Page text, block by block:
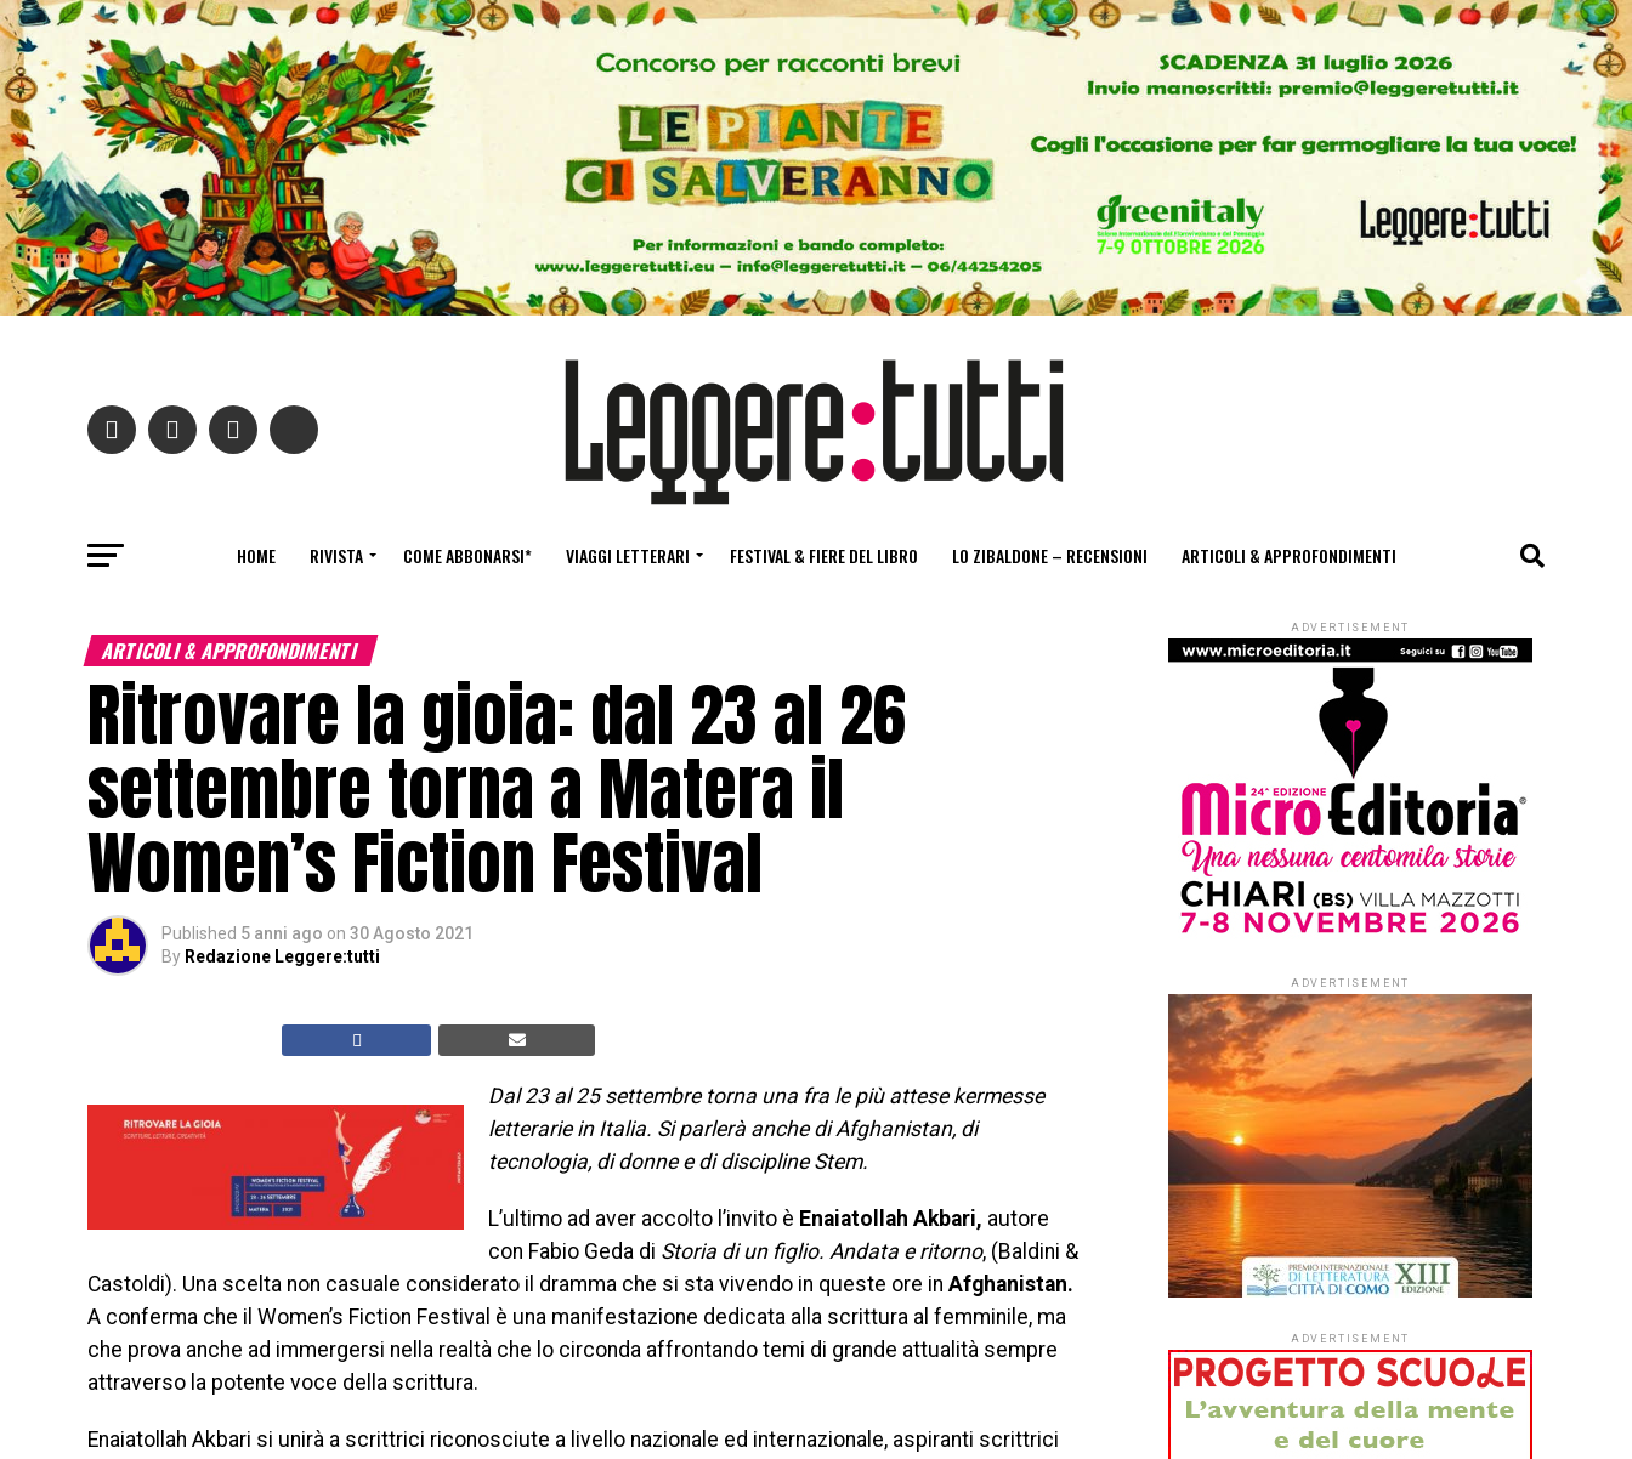
HOME RIVISTA COME ABBONARSI* VIAGGI LETTERARI FESTIVAL & FIERE DEL LIBRO LO ZIBALDONE – RECENSIONI ARTICOLI & APPROFONDIMENTI
ARTICOLI & APPROFONDIMENTI
Ritrovare la gioia: dal 23 al 26
settembre torna a Matera il
Women’s Fiction Festival
Published 5 anni ago on 30 Agosto 2021
By Redazione Leggere:tutti
Dal 23 al 25 settembre torna una fra le più attese kermesse
letterarie in Italia. Si parlerà anche di Afghanistan, di
tecnologia, di donne e di discipline Stem.
L’ultimo ad aver accolto l’invito è Enaiatollah Akbari, autore
con Fabio Geda di Storia di un figlio. Andata e ritorno, (Baldini &
Castoldi). Una scelta non casuale considerato il dramma che si sta vivendo in queste ore in Afghanistan.
A conferma che il Women’s Fiction Festival è una manifestazione dedicata alla scrittura al femminile, ma
che prova anche ad immergersi nella realtà che lo circonda affrontando temi di grande attualità sempre
attraverso la potente voce della scrittura.
Enaiatollah Akbari si unirà a scrittrici riconosciute a livello nazionale ed internazionale, aspiranti scrittrici
ADVERTISEMENT
ADVERTISEMENT
ADVERTISEMENT